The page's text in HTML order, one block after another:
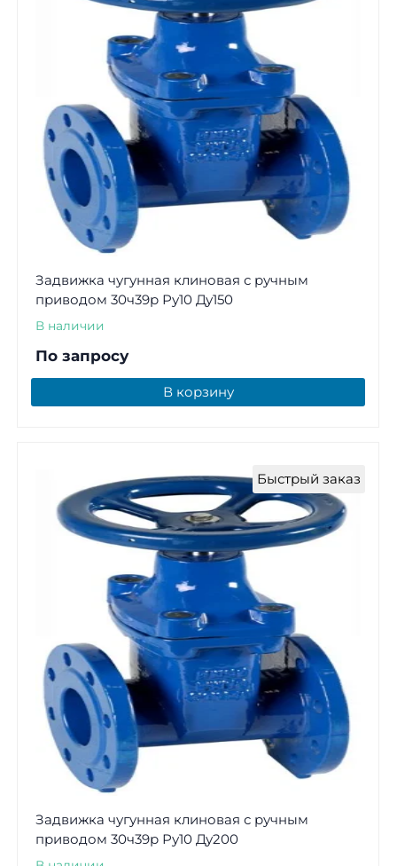
Задвижка чугунная клиновая с ручным
приводом 30ч39р Ру10 Ду150
В наличии
По запросу
В корзину
Быстрый заказ
Задвижка чугунная клиновая с ручным
приводом 30ч39р Ру10 Ду200